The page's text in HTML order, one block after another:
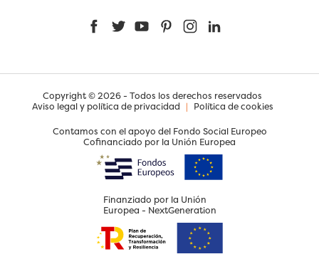
FacebookTwitterYouTubePinterestInstagram
Copyright © 2026 - Todos los derechos reservados
Aviso legal y política de privacidad | Política de cookies
Contamos con el apoyo del Fondo Social Europeo
Cofinanciado por la Unión Europea
Finanziado por la Unión
Europea - NextGeneration